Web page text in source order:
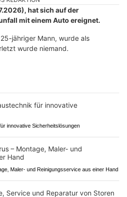
hat sich auf der
mit einem Auto ereignet.
jähriger Mann, wurde als
wurde niemand.
innovative Sicherheitslösungen
Maler- und Reinigungsservice aus einer Hand